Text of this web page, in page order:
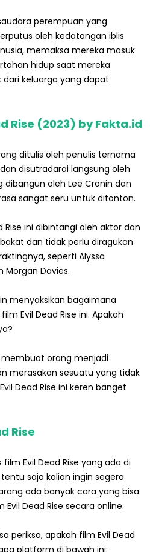
perempuan yang
oleh kedatangan iblis
memaksa mereka masuk
hidup saat mereka
keluarga yang dapat
Rise (2023) by Fakta.id
ditulis oleh penulis ternama
disutradarai langsung oleh
dibangun oleh Lee Cronin dan
sangat seru untuk ditonton.
Rise ini dibintangi oleh aktor dan
dan tidak perlu diragukan
seperti Alyssa
Morgan Davies.
menyaksikan bagaimana
Evil Dead Rise ini. Apakah
membuat orang menjadi
merasakan sesuatu yang tidak
Dead Rise ini keren banget
Rise
Evil Dead Rise yang ada di
saja kalian ingin segera
ada banyak cara yang bisa
Dead Rise secara online.
periksa, apakah film Evil Dead
platform di bawah ini: